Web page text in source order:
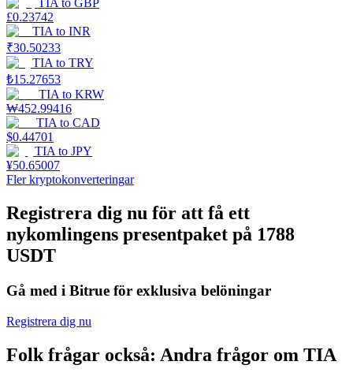
Power Piggy
Tjäna konkurrenskraftiga belöningar dagligen
Utsättning
TIAto GBP
£0.23742
TIAto INR
₹30.50233
TIAto TRY
₺15.27653
TIAto KRW
₩452.99416
TIAto CAD
$0.44701
TIAto JPY
¥50.65007
Fler kryptokonverteringar
Registrera dig nu för att få ett
nykomlingens presentpaket på 1788
USDT
Gå med i Bitrue för exklusiva belöningar
Registrera dig nu
Folk frågar också: Andra frågor om TIA